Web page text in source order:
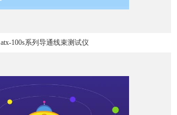
atx-100s系列导通线束测试仪